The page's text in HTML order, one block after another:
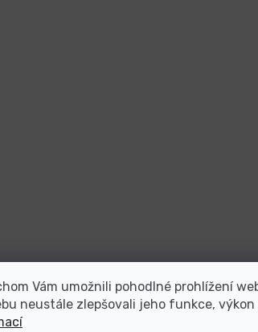
Vám umožnili pohodlné prohlížení
neustále zlepšovali jeho funkce, výkon